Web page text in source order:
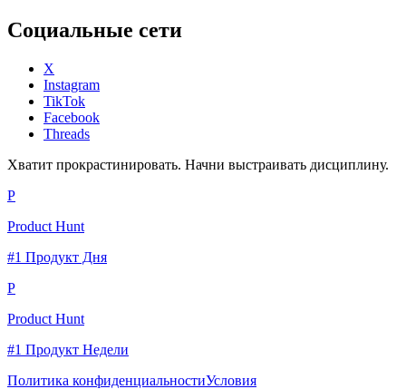
Социальные сети
X
Instagram
TikTok
Facebook
Threads
Хватит прокрастинировать. Начни выстраивать дисциплину.
P
Product Hunt
#1 Продукт Дня
P
Product Hunt
#1 Продукт Недели
Политика конфиденциальностиУсловия